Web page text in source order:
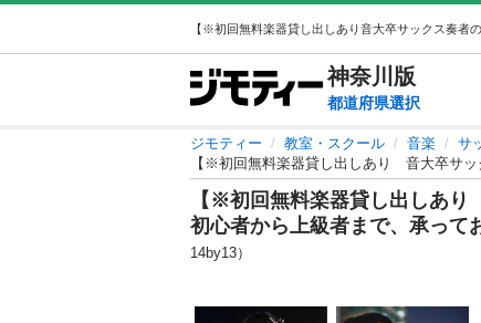
神奈川 版
都道府県選択
ジモティー 教室・スクール 音楽 サ
【※初回無料楽器貸し出しあり 音大卒サッ
【※初回無料楽器貸し出しあ
初心者から上級者まで、承って
14by13）